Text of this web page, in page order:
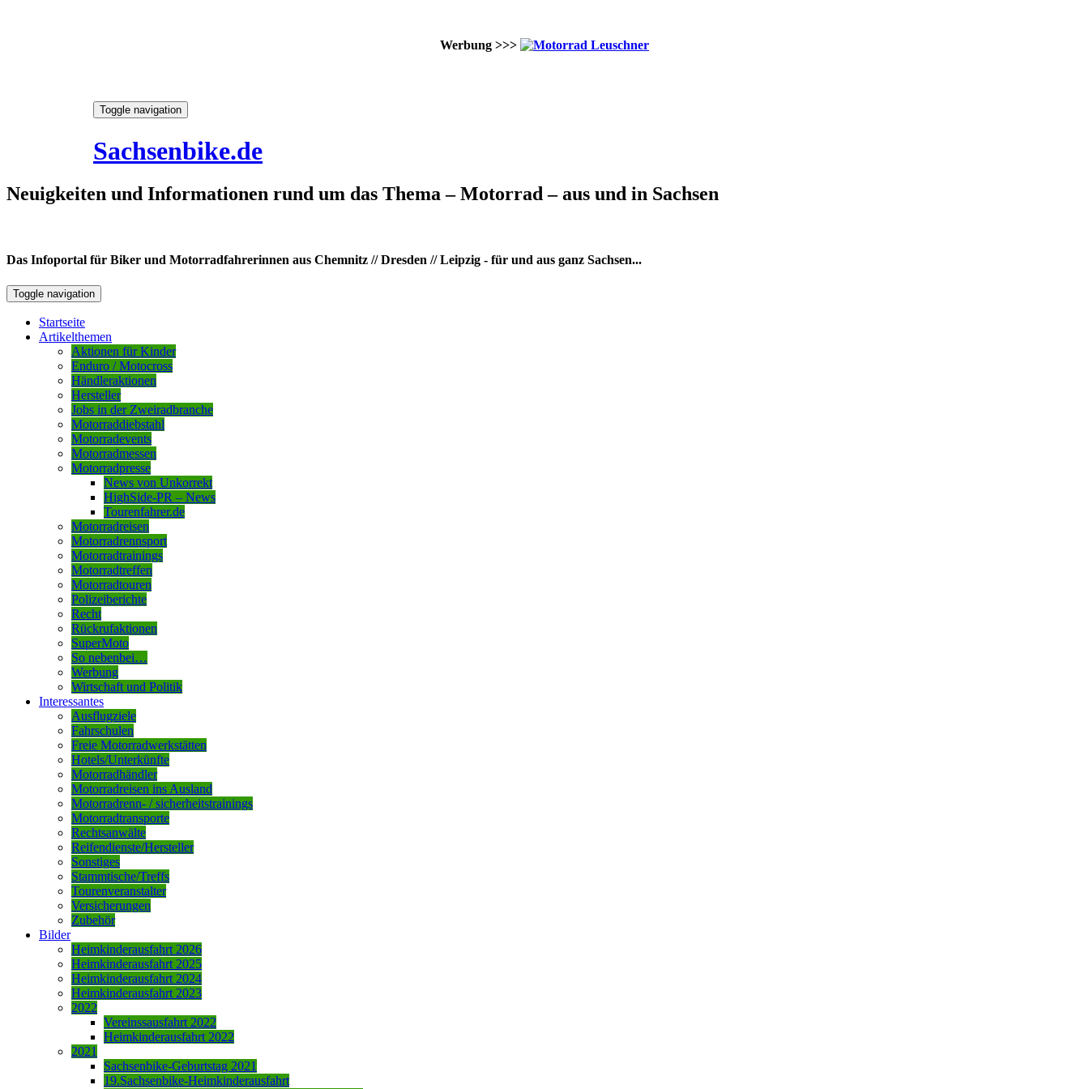
Werbung >>>
Toggle navigation
Sachsenbike.de
Neuigkeiten und Informationen rund um das Thema – Motorrad – aus und in Sachsen
Das Infoportal für Biker und Motorradfahrerinnen aus Chemnitz // Dresden // Leipzig - für und aus ganz Sachsen...
Toggle navigation
Startseite
Artikelthemen
Aktionen für Kinder
Enduro / Motocross
Händleraktionen
Hersteller
Jobs in der Zweiradbranche
Motorraddiebstahl
Motorradevents
Motorradmessen
Motorradpresse
News von Unkorrekt
HighSide-PR – News
Tourenfahrer.de
Motorradreisen
Motorradrennsport
Motorradtrainings
Motorradtreffen
Motorradtouren
Polizeiberichte
Recht
Rückrufaktionen
SuperMoto
So nebenbei…
Werbung
Wirtschaft und Politik
Interessantes
Ausflugziele
Fahrschulen
Freie Motorradwerkstätten
Hotels/Unterkünfte
Motorradhändler
Motorradreisen ins Ausland
Motorradrenn- / sicherheitstrainings
Motorradtransporte
Rechtsanwälte
Reifendienste/Hersteller
Sonstiges
Stammtische/Treffs
Tourenveranstalter
Versicherungen
Zubehör
Bilder
Heimkinderausfahrt 2026
Heimkinderausfahrt 2025
Heimkinderausfahrt 2024
Heimkinderausfahrt 2023
2022
Vereinssausfahrt 2022
Heimkinderausfahrt 2022
2021
Sachsenbike-Geburtstag 2021
19.Sachsenbike-Heimkinderausfahrt